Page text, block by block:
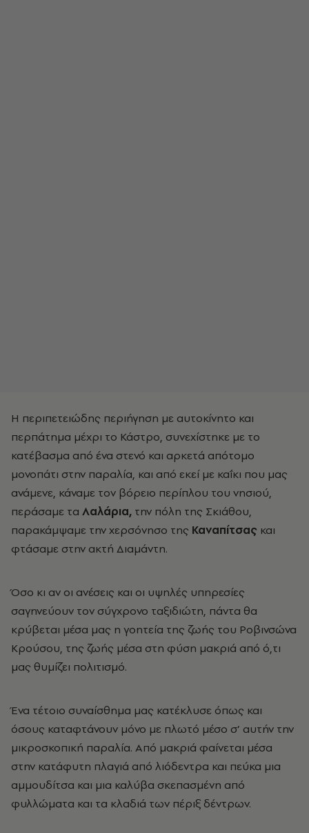
H περιπετειώδης περιήγηση με αυτοκίνητο και
περπάτημα μέχρι το Κάστρο, συνεχίστηκε με το
κατέβασμα από ένα στενό και αρκετά απότομο
μονοπάτι στην παραλία, και από εκεί με καΐκι που μας
ανάμενε, κάναμε τον βόρειο περίπλου του νησιού,
περάσαμε τα Λαλάρια, την πόλη της Σκιάθου,
παρακάμψαμε την χερσόνησο της Καναπίτσας και
φτάσαμε στην ακτή Διαμάντη.
Όσο κι αν οι ανέσεις και οι υψηλές υπηρεσίες
σαγηνεύουν τον σύγχρονο ταξιδιώτη, πάντα θα
κρύβεται μέσα μας η γοητεία της ζωής του Ροβινσώνα
Κρούσου, της ζωής μέσα στη φύση μακριά από ό,τι
μας θυμίζει πολιτισμό.
Ένα τέτοιο συναίσθημα μας κατέκλυσε όπως και
όσους καταφτάνουν μόνο με πλωτό μέσο σ’ αυτήν την
μικροσκοπική παραλία. Από μακριά φαίνεται μέσα
στην κατάφυτη πλαγιά από λιόδεντρα και πεύκα μια
αμμουδίτσα και μια καλύβα σκεπασμένη από
φυλλώματα και τα κλαδιά των πέριξ δέντρων.